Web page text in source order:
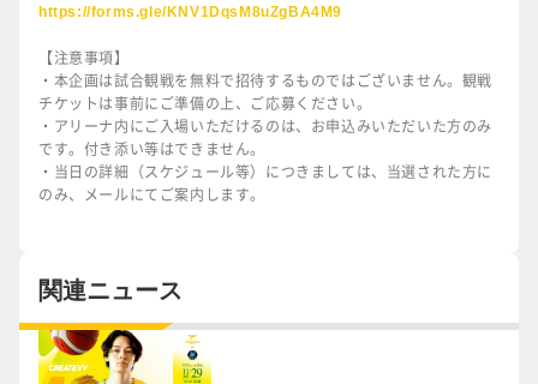
https://forms.gle/KNV1DqsM8uZgBA4M9
【注意事項】
・本企画は試合観戦を無料で招待するものではございません。観戦
チケットは事前にご準備の上、ご応募ください。
・アリーナ内にご入場いただけるのは、お申込みいただいた方のみ
です。付き添い等はできません。
・当日の詳細（スケジュール等）につきましては、当選された方に
のみ、メールにてご案内します。
関連ニュース